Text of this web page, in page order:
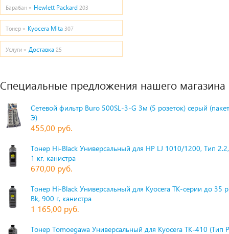
Барабан » Hewlett Packard 203
Тонер » Kyocera Mita 307
Услуги » Доставка 25
Специальные предложения нашего магазина
Сетевой фильтр Buro 500SL-3-G 3м (5 розеток) серый
Э)
455,00 руб.
Тонер Hi-Black Универсальный для HP LJ 1010/1200, Тип
1 кг, канистра
670,00 руб.
Тонер Hi-Black Универсальный для Kyocera TK-серии до 35
Bk, 900 г, канистра
1 165,00 руб.
Тонер Tomoegawa Универсальный для Kyocera TK-410 (Тип